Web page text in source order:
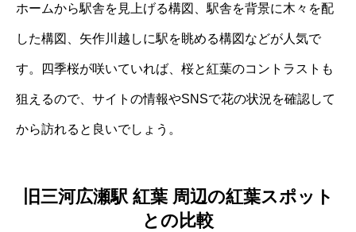
ホームから駅舎を見上げる構図、駅舎を背景に木々を配
した構図、矢作川越しに駅を眺める構図などが人気で
す。四季桜が咲いていれば、桜と紅葉のコントラストも
狙えるので、サイトの情報やSNSで花の状況を確認して
から訪れると良いでしょう。
旧三河広瀬駅 紅葉 周辺の紅葉スポット
との比較